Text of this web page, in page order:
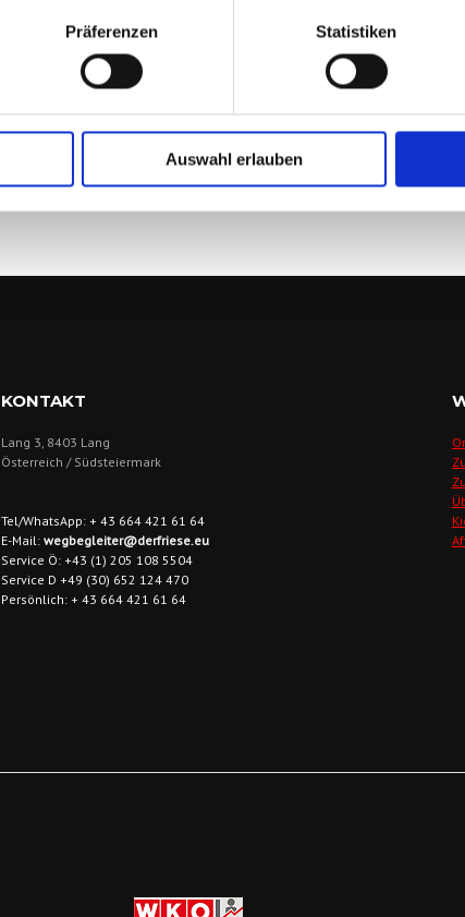
Präferenzen Statistiken
Auswahl erlauben
KONTAKT
Lang 3, 8403 Lang
Österreich / Südsteiermark
Tel/WhatsApp: + 43 664 421 61 64
E-Mail:wegbegleiter@derfriese.eu
Service Ö: +43 (1) 205 108 5504
Service D +49 (30) 652 124 470
Persönlich: + 43 664 421 61 64